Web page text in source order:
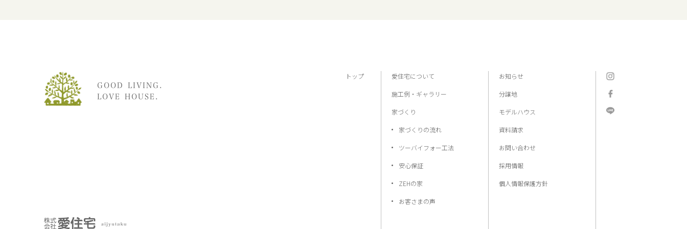
GOOD LIVING.
LOVE HOUSE.
トップ 愛住宅について
施工例・ギャラリー
家づくり
家づくりの流れ
ツーバイフォー工法
安心保証
ZEHの家
お客さまの声
お知らせ
分譲地
モデルハウス
資料請求
お問い合わせ
採用情報
個人情報保護方針